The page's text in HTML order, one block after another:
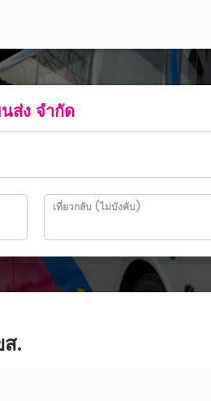
ส่ง จำกัด
เที่ยวกลับ (ไม่บังคับ)
.